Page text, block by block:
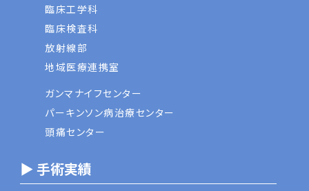
臨床工学科
臨床検査科
放射線部
地域医療連携室
ガンマナイフセンター
パーキンソン病治療センター
頭痛センター
▶ 手術実績